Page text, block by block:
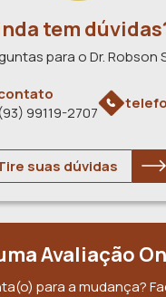
tem
para o Dr. Robson
(93) 99119-2707
suas dúvidas
Avaliação
para a mudança?